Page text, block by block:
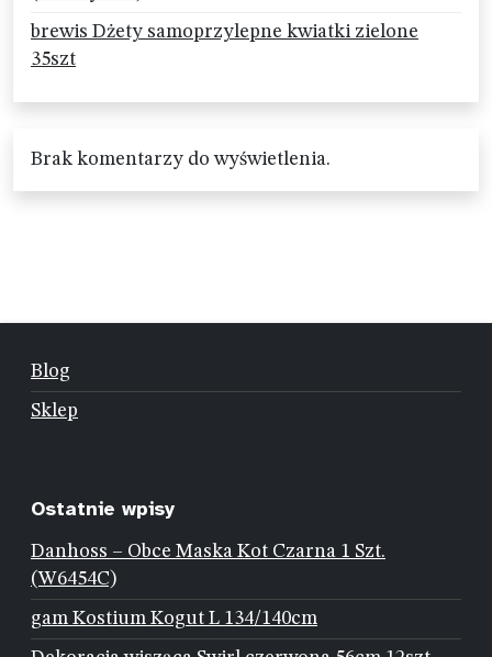
brewis Dżety samoprzylepne kwiatki zielone
35szt
Brak komentarzy do wyświetlenia.
Blog
Sklep
Ostatnie wpisy
Danhoss – Obce Maska Kot Czarna 1 Szt.
(W6454C)
gam Kostium Kogut L 134/140cm